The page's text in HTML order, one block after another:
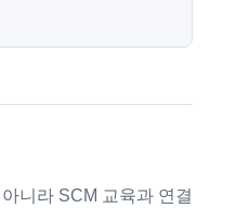
니라 SCM 교육과 연결